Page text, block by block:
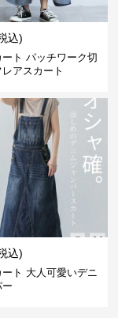
込)
ト パッチワーク切
アスカート
込)
ト 大人可愛いデニ